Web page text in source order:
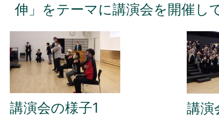
伸」をテーマに講演会を開催し
講演会の様子1 講演